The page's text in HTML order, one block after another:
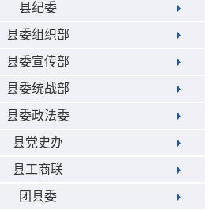
县纪委
县委组织部
县委宣传部
县委统战部
县委政法委
县党史办
县工商联
团县委